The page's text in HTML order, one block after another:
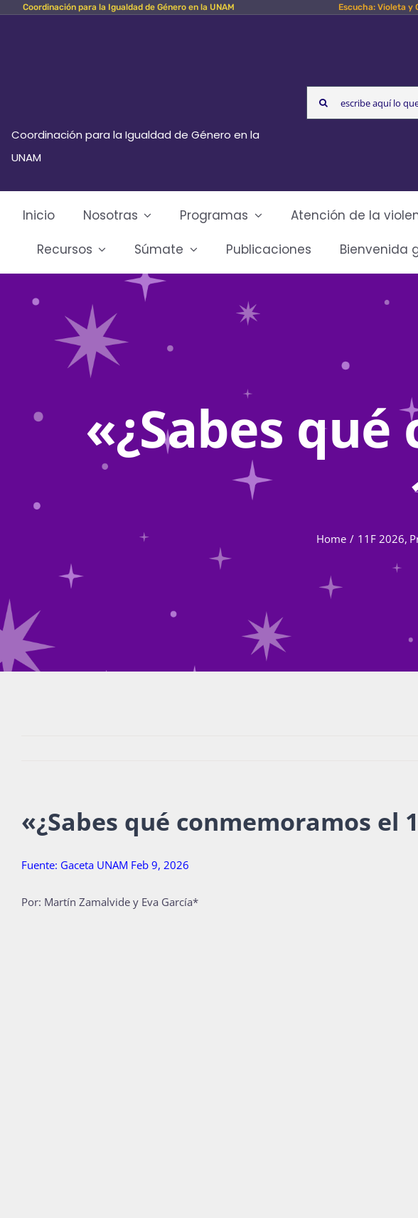
Skip Coordinación para la Igualdad de Género en la UNAM Escucha: Violeta y
Coordinación para la Igualdad de Género en la
UNAM
Search
for:
Inicio Nosotras Programas Atención de la
Recursos
Súmate Publicaciones Bienvenida
«¿Sabes
Home 11F 2026
«¿Sabes qué conmemoramos el
Fuente: Gaceta UNAM Feb 9, 2026
Por: Martín Zamalvide y Eva García*